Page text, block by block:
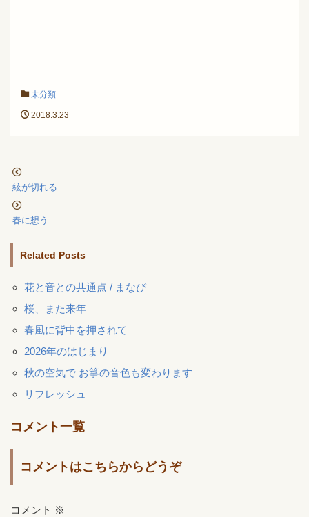
未分類
2018.3.23
絃が切れる
春に想う
Related Posts
花と音との共通点 / まなび
桜、また来年
春風に背中を押されて
2026年のはじまり
秋の空気で お箏の音色も変わります
リフレッシュ
コメント一覧
コメントはこちらからどうぞ
コメント ※